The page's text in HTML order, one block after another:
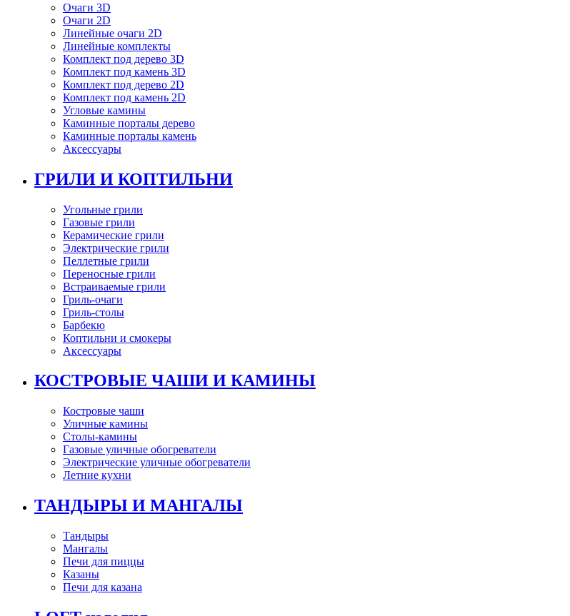
Очаги 3D
Очаги 2D
Линейные очаги 2D
Линейные комплекты
Комплект под дерево 3D
Комплект под камень 3D
Комплект под дерево 2D
Комплект под камень 2D
Угловые камины
Каминные порталы дерево
Каминные порталы камень
Аксессуары
ГРИЛИ И КОПТИЛЬНИ
Угольные грили
Газовые грили
Керамические грили
Электрические грили
Пеллетные грили
Переносные грили
Встраиваемые грили
Гриль-очаги
Гриль-столы
Барбекю
Коптильни и смокеры
Аксессуары
КОСТРОВЫЕ ЧАШИ И КАМИНЫ
Костровые чаши
Уличные камины
Столы-камины
Газовые уличные обогреватели
Электрические уличные обогреватели
Летние кухни
ТАНДЫРЫ И МАНГАЛЫ
Тандыры
Мангалы
Печи для пиццы
Казаны
Печи для казана